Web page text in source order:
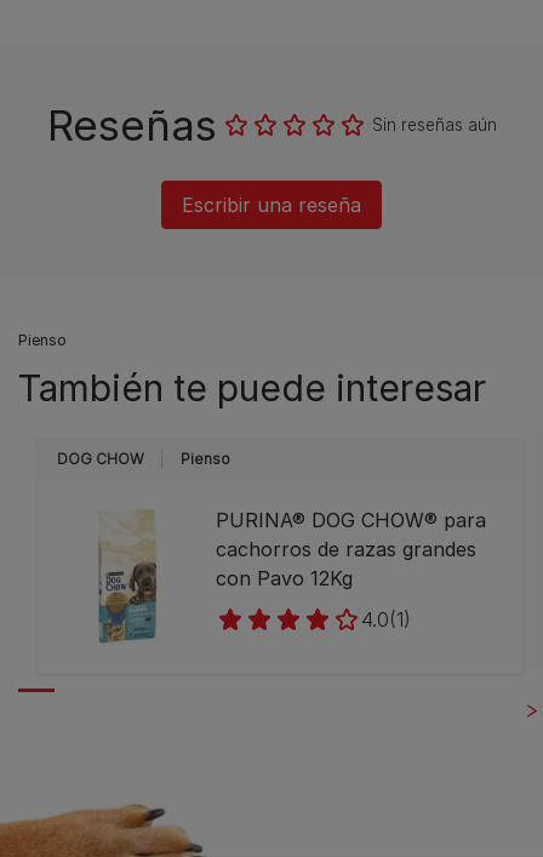
Reseñas Sin reseñas aún
Escribir una reseña
Pienso
También te puede interesar
DOG CHOW Pienso
PURINA® DOG CHOW® para
cachorros de razas grandes
con Pavo 12Kg
4.0(1)